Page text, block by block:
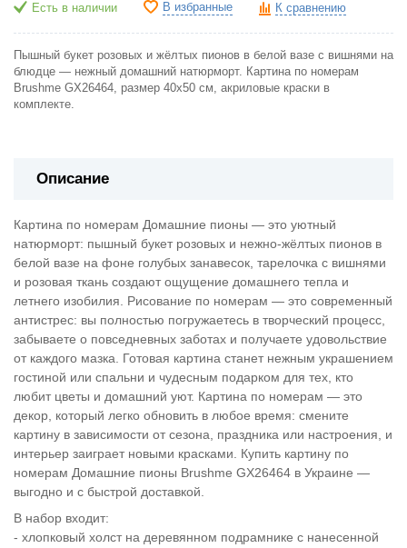
Есть в наличии В избранные К сравнению
Пышный букет розовых и жёлтых пионов в белой вазе с вишнями на
блюдце — нежный домашний натюрморт. Картина по номерам
Brushme GX26464, размер 40х50 см, акриловые краски в
комплекте.
Описание
Картина по номерам Домашние пионы — это уютный
натюрморт: пышный букет розовых и нежно-жёлтых пионов в
белой вазе на фоне голубых занавесок, тарелочка с вишнями
и розовая ткань создают ощущение домашнего тепла и
летнего изобилия. Рисование по номерам — это современный
антистрес: вы полностью погружаетесь в творческий процесс,
забываете о повседневных заботах и получаете удовольствие
от каждого мазка. Готовая картина станет нежным украшением
гостиной или спальни и чудесным подарком для тех, кто
любит цветы и домашний уют. Картина по номерам — это
декор, который легко обновить в любое время: смените
картину в зависимости от сезона, праздника или настроения, и
интерьер заиграет новыми красками. Купить картину по
номерам Домашние пионы Brushme GX26464 в Украине —
выгодно и с быстрой доставкой.
В набор входит:
- хлопковый холст на деревянном подрамнике с нанесенной